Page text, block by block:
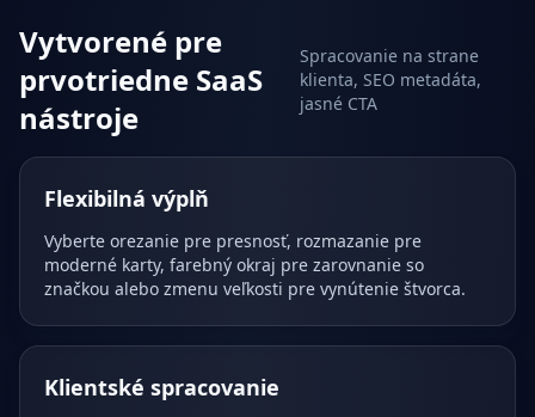
Vytvorené pre
prvotriedne SaaS
nástroje
Spracovanie na strane
klienta, SEO metadáta,
jasné CTA
Flexibilná výplň
Vyberte orezanie pre presnosť, rozmazanie pre
moderné karty, farebný okraj pre zarovnanie so
značkou alebo zmenu veľkosti pre vynútenie štvorca.
Klientské spracovanie